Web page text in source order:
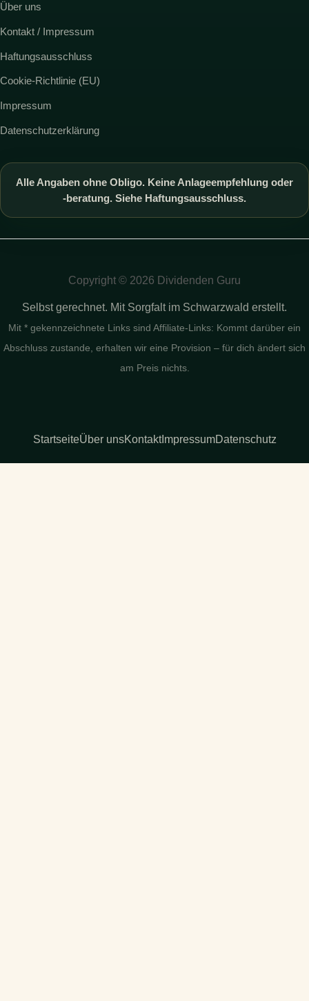
Über uns
Kontakt / Impressum
Haftungsausschluss
Cookie-Richtlinie (EU)
Impressum
Datenschutzerklärung
Alle Angaben ohne Obligo. Keine Anlageempfehlung oder
-beratung. Siehe Haftungsausschluss.
Copyright © 2026 Dividenden Guru
Selbst gerechnet. Mit Sorgfalt im Schwarzwald erstellt.
Mit * gekennzeichnete Links sind Affiliate-Links: Kommt darüber ein
Abschluss zustande, erhalten wir eine Provision – für dich ändert sich
am Preis nichts.
StartseiteÜber unsKontaktImpressumDatenschutz